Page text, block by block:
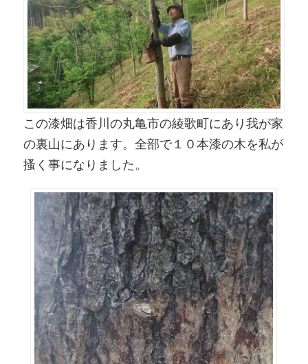
この漆畑は香川の丸亀市の綾歌町にあり我が家
の裏山にあります。全部で１０本漆の木を私が
搔く事になりました。